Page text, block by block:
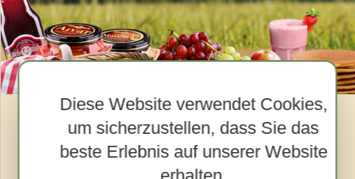
Diese Website verwendet Cookies,
um sicherzustellen, dass Sie das
beste Erlebnis auf unserer Website
erhalten.
08.04.2022.
Das Frühstück von Dida